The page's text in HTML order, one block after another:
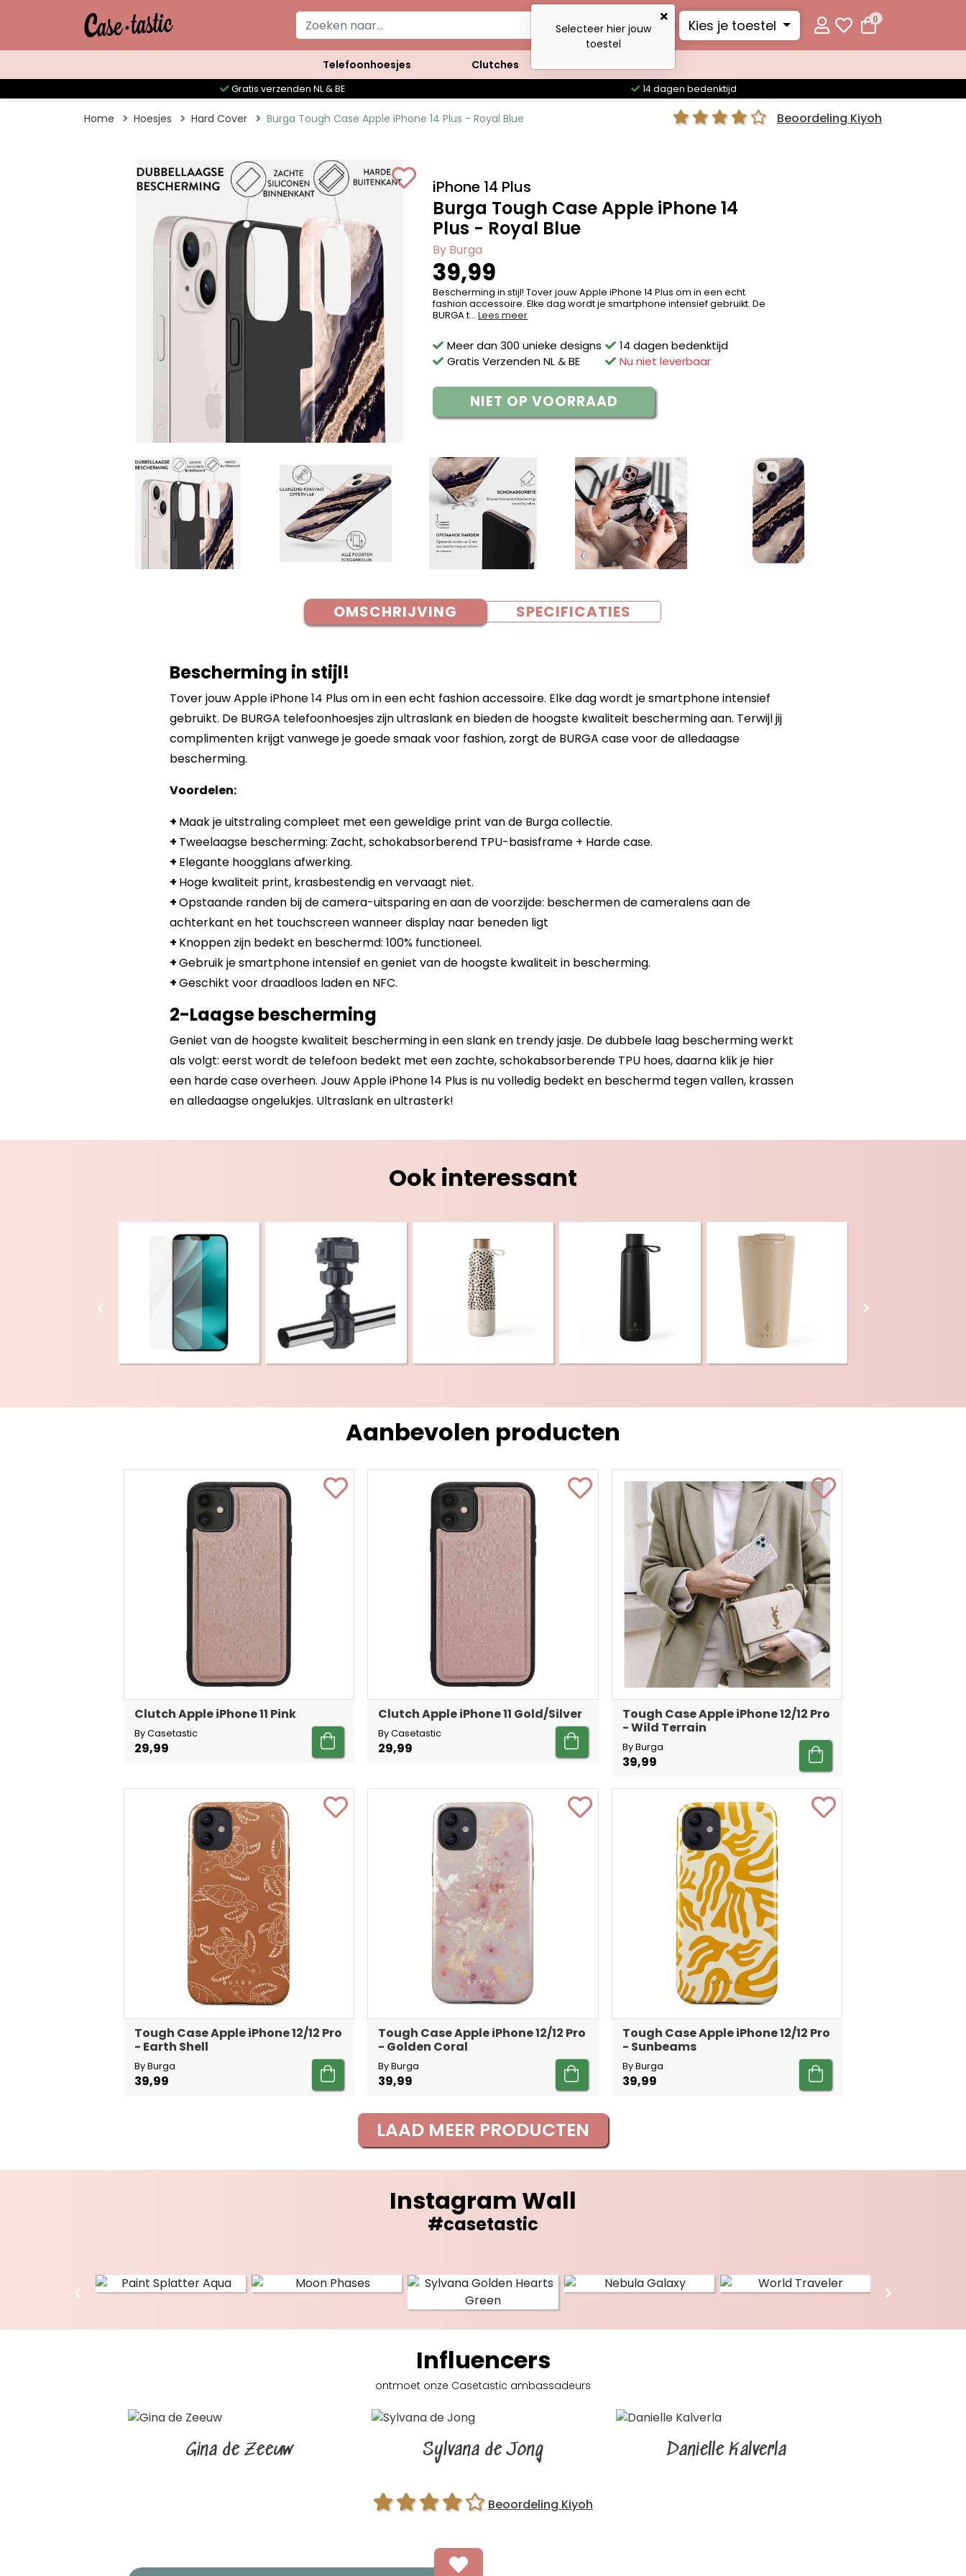
Kies je toestel 0
Telefoonhoesjes Clutches
Gratis verzenden NL & BE 14 dagen bedenktijd
Home Hoesjes Hard Cover Burga Tough Case Apple iPhone 14 Plus - Royal Blue Beoordeling Kiyoh
iPhone 14 Plus
Burga Tough Case Apple iPhone 14
Plus - Royal Blue
By Burga
39,99
Bescherming in stijl! Tover jouw Apple iPhone 14 Plus om in een echt
fashion accessoire. Elke dag wordt je smartphone intensief gebruikt. De
BURGA t...Lees meer
Meer dan 300 unieke designs
Gratis Verzenden NL & BE
14 dagen bedenktijd
Nu niet leverbaar
NIET OP VOORRAAD
OMSCHRIJVING SPECIFICATIES
Bescherming in stijl!
Tover jouw Apple iPhone 14 Plus om in een echt fashion accessoire. Elke dag wordt je smartphone intensief
gebruikt. De BURGA telefoonhoesjes zijn ultraslank en bieden de hoogste kwaliteit bescherming aan. Terwijl jij
complimenten krijgt vanwege je goede smaak voor fashion, zorgt de BURGA case voor de alledaagse
bescherming.
Voordelen:
+ Maak je uitstraling compleet met een geweldige print van de Burga collectie.
+ Tweelaagse bescherming: Zacht, schokabsorberend TPU-basisframe + Harde case.
+ Elegante hoogglans afwerking.
+ Hoge kwaliteit print, krasbestendig en vervaagt niet.
+Opstaande randen bij de camera-uitsparing en aan de voorzijde: beschermen de cameralens aan de
achterkant en het touchscreen wanneer display naar beneden ligt
+ Knoppen zijn bedekt en beschermd: 100% functioneel.
+Gebruik je smartphone intensief en geniet van de hoogste kwaliteit in bescherming.
+Geschikt voor draadloos laden en NFC.
2-Laagse bescherming
Geniet van de hoogste kwaliteit bescherming in een slank en trendy jasje. De dubbele laag bescherming werkt
als volgt: eerst wordt de telefoon bedekt met een zachte, schokabsorberende TPU hoes, daarna klik je hier
een harde case overheen. Jouw Apple iPhone 14 Plus is nu volledig bedekt en beschermd tegen vallen, krassen
en alledaagse ongelukjes. Ultraslank en ultrasterk!
Ook interessant
Aanbevolen producten
Clutch Apple iPhone 11 Pink
By Casetastic
29,99
Clutch Apple iPhone 11 Gold/Silver
By Casetastic
29,99
Tough Case Apple iPhone 12/12 Pro
- Wild Terrain
By Burga
39,99
Tough Case Apple iPhone 12/12 Pro
- Earth Shell
By Burga
39,99
Tough Case Apple iPhone 12/12 Pro
- Golden Coral
By Burga
39,99
Tough Case Apple iPhone 12/12 Pro
- Sunbeams
By Burga
39,99
LAAD MEER PRODUCTEN
Instagram Wall
#casetastic
Influencers
ontmoet onze Casetastic ambassadeurs
Gina de Zeeuw Sylvana de Jong Danielle Kalverla
Beoordeling Kiyoh
Selecteer hier jouw
toestel